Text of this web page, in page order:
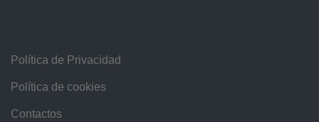
Política de Privacidad
Política de cookies
Contactos